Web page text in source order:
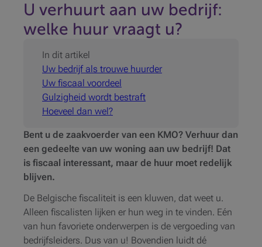
U verhuurt aan uw bedrijf:
welke huur vraagt u?
In dit artikel
Uw bedrijf als trouwe huurder
Uw fiscaal voordeel
Gulzigheid wordt bestraft
Hoeveel dan wel?
Bent u de zaakvoerder van een KMO? Verhuur dan
een gedeelte van uw woning aan uw bedrijf! Dat
is fiscaal interessant, maar de huur moet redelijk
blijven.
De Belgische fiscaliteit is een kluwen, dat weet u.
Alleen fiscalisten lijken er hun weg in te vinden. Eén
van hun favoriete onderwerpen is de vergoeding van
bedrijfsleiders. Dus van u! Bovendien luidt dé